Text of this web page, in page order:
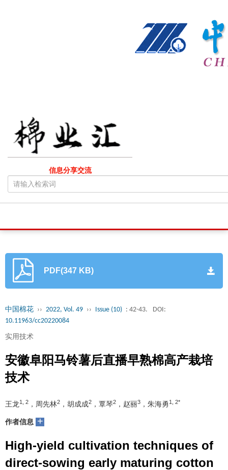
信息分享交流
PDF(347 KB)
中国棉花 ›› 2022, Vol. 49 ›› Issue (10) : 42-43.
DOI:
10.11963/cc20220084
实用技术
安徽阜阳马铃薯后直播早熟棉高产栽培
技术
王龙1, 2 ，周先林2 ，胡成成2 ，覃琴2 ，赵丽3 ，朱海勇1, 2*
作者信息 +
High-yield cultivation techniques of
direct-sowing early maturing cotton